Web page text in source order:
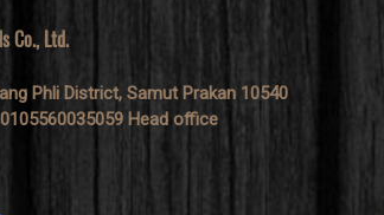
Co., Ltd.
Phli District, Samut Prakan 10540
Head office